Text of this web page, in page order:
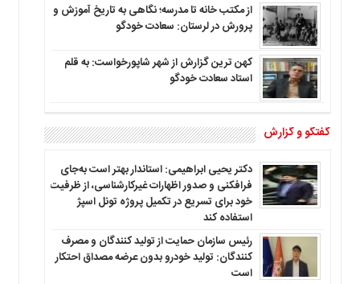
از مکتب خانه تا مدرسه؛ نگاهی به تاریخ آموزش و
پرورش در لرستان: سعادت خودگو
کهن ترین گزارش از شهر شاپورخواست: به قلم
استاد سعادت خودگو
گفتگو و گزارش
دکتر یحیی ابراهیمی: استاندار بهتر است به‌جای
فرافکنی و صدور اظهارات غیرکارشناسی، از ظرفیت
خود برای تسریع در تکمیل پروژه تونل اسپژ
استفاده کند
رئیس سازمان حمایت از تولید کنندگان و مصرف
کنندگان: تولید خودرو بدون عرضه مصداق احتکار
است